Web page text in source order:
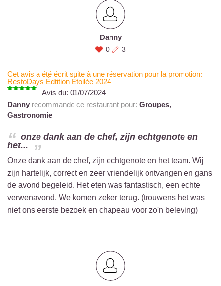
Danny
0 3
Cet avis a été écrit suite à une réservation pour la promotion:
RestoDays Édtition Étoilée 2024
Avis du: 01/07/2024
Danny recommande ce restaurant pour: Groupes,
Gastronomie
onze dank aan de chef, zijn echtgenote en
het...
Onze dank aan de chef, zijn echtgenote en het team. Wij
zijn hartelijk, correct en zeer vriendelijk ontvangen en gans
de avond begeleid. Het eten was fantastisch, een echte
verwenavond. We komen zeker terug. (trouwens het was
niet ons eerste bezoek en chapeau voor zo'n beleving)